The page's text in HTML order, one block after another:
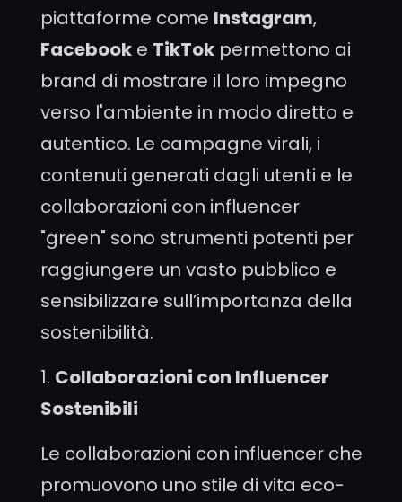
piattaforme come Instagram,
Facebooke TikTokpermettono ai
brand di mostrare il loro impegno
verso l'ambiente in modo diretto e
autentico. Le campagne virali, i
contenuti generati dagli utenti e le
collaborazioni con influencer
"green" sono strumenti potenti per
raggiungere un vasto pubblico e
sensibilizzare sull’importanza della
sostenibilità.
1. Collaborazioni con Influencer
Sostenibili
Le collaborazioni con influencer che
promuovono uno stile di vita eco-